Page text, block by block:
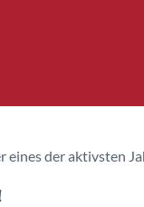
eines der aktivsten